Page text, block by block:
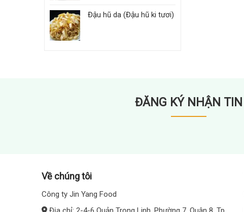
Đậu hũ da (Đậu hũ ki tươi)
ĐĂNG KÝ NHẬN TIN
Về chúng tôi
Công ty Jin Yang Food